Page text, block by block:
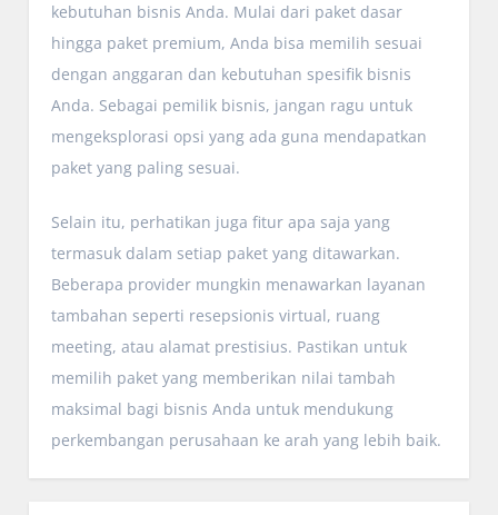
kebutuhan bisnis Anda. Mulai dari paket dasar
hingga paket premium, Anda bisa memilih sesuai
dengan anggaran dan kebutuhan spesifik bisnis
Anda. Sebagai pemilik bisnis, jangan ragu untuk
mengeksplorasi opsi yang ada guna mendapatkan
paket yang paling sesuai.
Selain itu, perhatikan juga fitur apa saja yang
termasuk dalam setiap paket yang ditawarkan.
Beberapa provider mungkin menawarkan layanan
tambahan seperti resepsionis virtual, ruang
meeting, atau alamat prestisius. Pastikan untuk
memilih paket yang memberikan nilai tambah
maksimal bagi bisnis Anda untuk mendukung
perkembangan perusahaan ke arah yang lebih baik.